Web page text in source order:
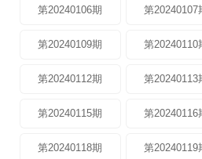
第20240106期 第20240107
第20240109期 第20240110
第20240112期 第20240113
第20240115期 第20240116
第20240118期 第20240119